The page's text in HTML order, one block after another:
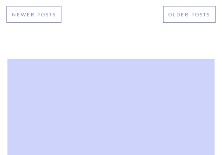
NEWER POSTS OLDER POSTS